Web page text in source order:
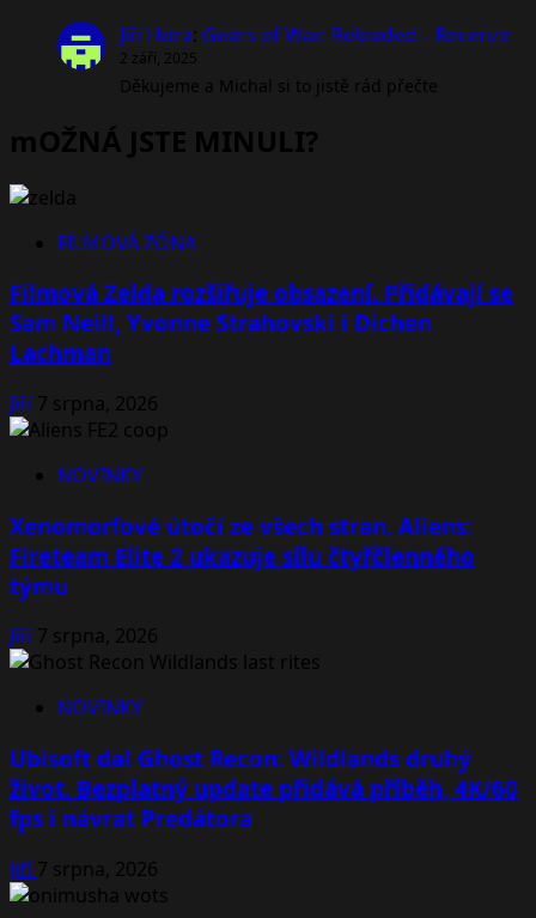
Jiří Hora: Gears of War: Reloaded – Recenze
2 září, 2025
Děkujeme a Michal si to jistě rád přečte
mOŽNÁ JSTE MINULI?
FILMOVÁ ZÓNA
Filmová Zelda rozšiřuje obsazení. Přidávají se
Sam Neill, Yvonne Strahovski i Dichen
Lachman
Jiří7 srpna, 2026
NOVINKY
Xenomorfové útočí ze všech stran. Aliens:
Fireteam Elite 2 ukazuje sílu čtyřčlenného
týmu
Jiří7 srpna, 2026
NOVINKY
Ubisoft dal Ghost Recon: Wildlands druhý
život. Bezplatný update přidává příběh, 4K/60
fps i návrat Predátora
Jiří7 srpna, 2026